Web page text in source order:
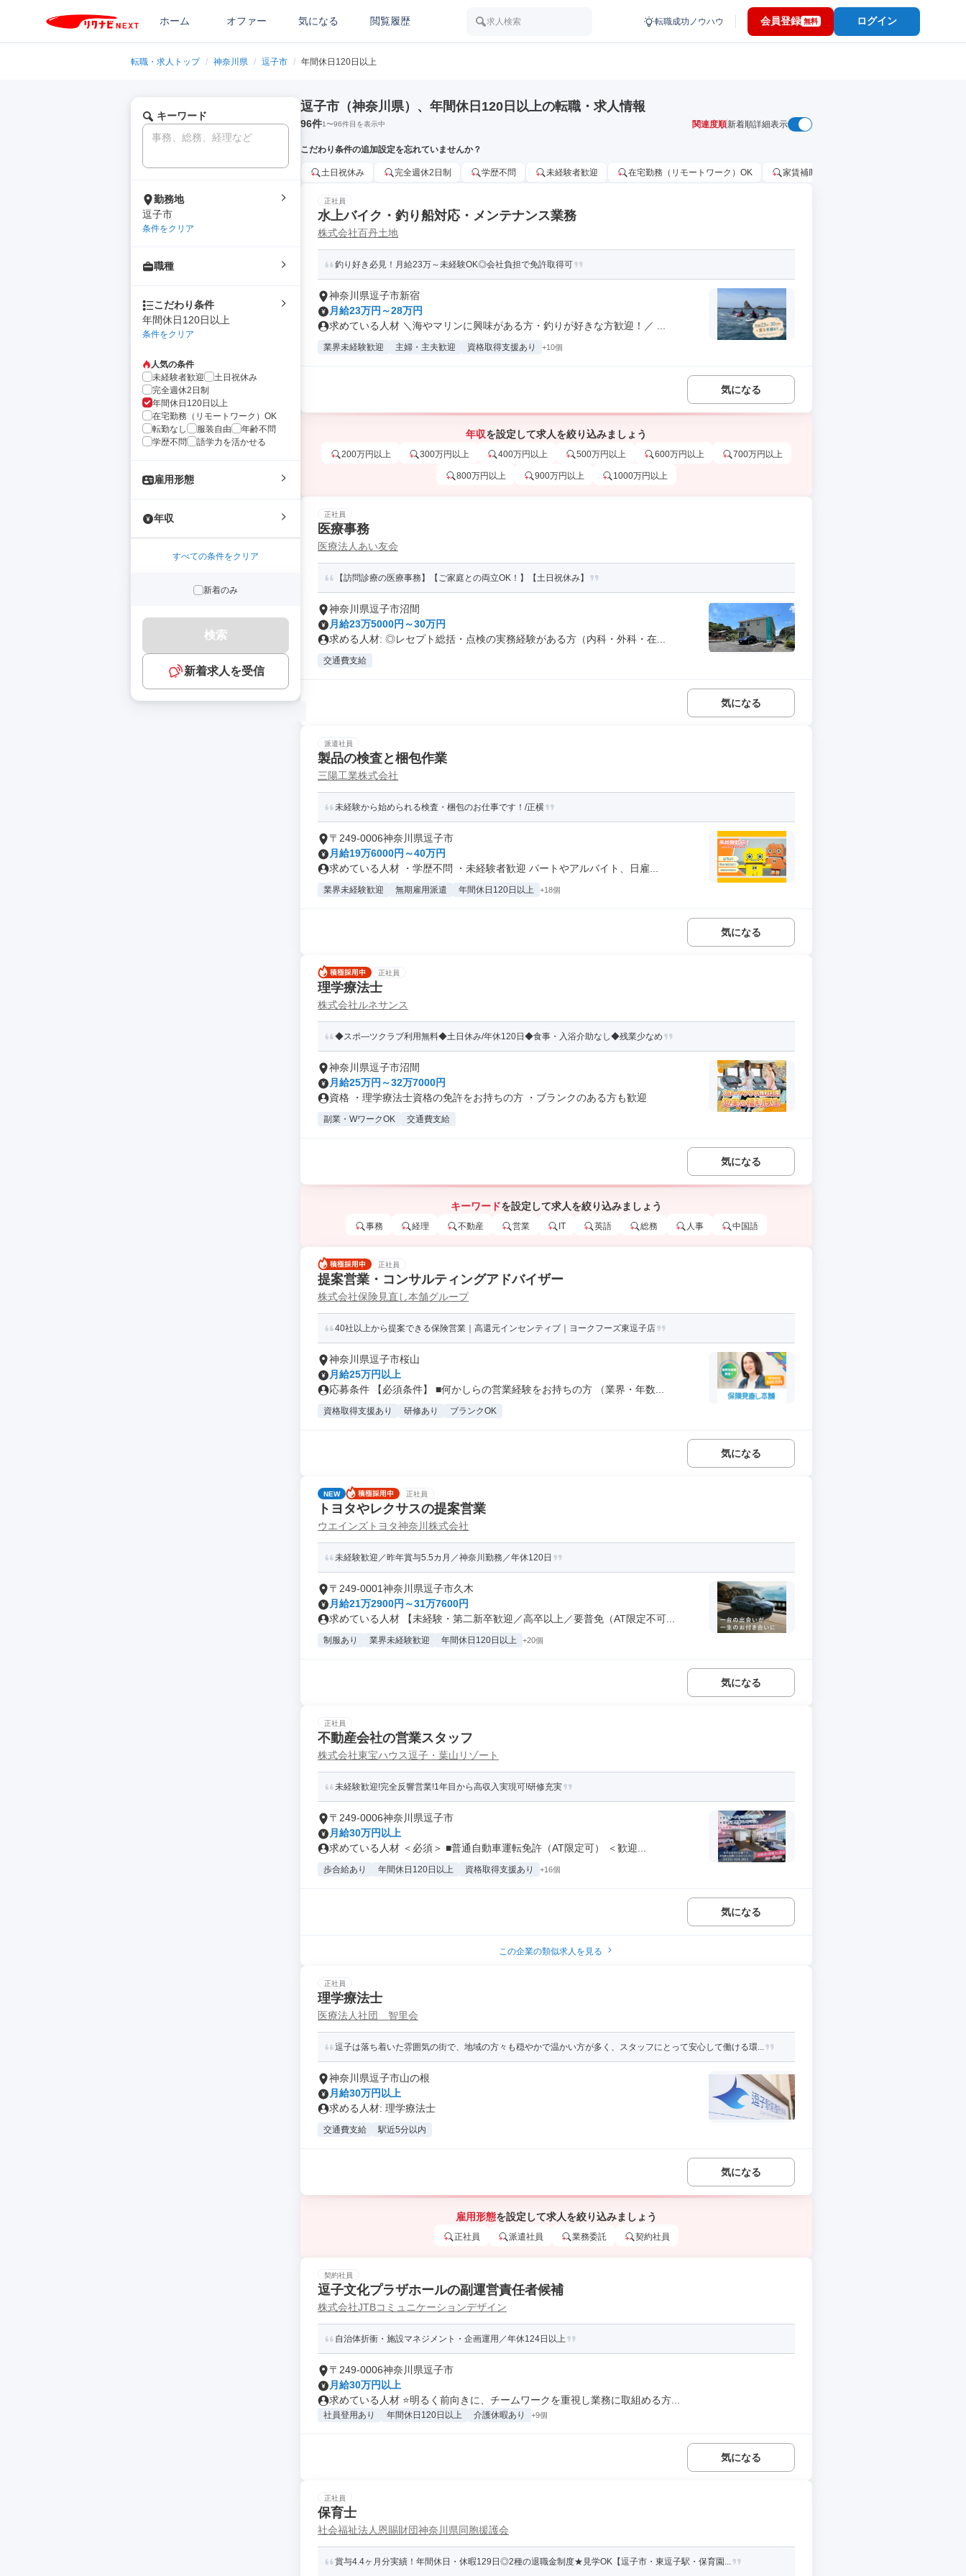
ホーム オファー 気になる 閲覧履歴 求人検索 転職成功ノウハウ 会員登録 無料 ログイン
転職・求人トップ / 神奈川県 / 逗子市 / 年間休日120日以上
キーワード
勤務地
逗子市
条件をクリア
職種
こだわり条件
年間休日120日以上
条件をクリア
人気の条件
未経験者歓迎
土日祝休み
完全週休2日制
年間休日120日以上
在宅勤務（リモートワーク）OK
転勤なし
服装自由
年齢不問
学歴不問
語学力を活かせる
雇用形態
年収
すべての条件をクリア
新着のみ
検索
新着求人を受信
逗子市（神奈川県）、年間休日120日以上の転職・求人情報
96件1〜96件目を表示中 関連度順新着順詳細表示
こだわり条件の追加設定を忘れていませんか？
土日祝休み 完全週休2日制 学歴不問 未経験者歓迎 在宅勤務（リモートワーク）OK 家賃補助・住宅手当あり
正社員
水上バイク・釣り船対応・メンテナンス業務
株式会社百丹土地
釣り好き必見！月給23万～未経験OK◎会社負担で免許取得可
神奈川県逗子市新宿
月給23万円～28万円
求めている人材 ＼海やマリンに興味がある方・釣りが好きな方歓迎！／ ...
業界未経験歓迎 主婦・主夫歓迎 資格取得支援あり +10個
気になる
年収を設定して求人を絞り込みましょう
200万円以上 300万円以上 400万円以上 500万円以上 600万円以上 700万円以上
800万円以上 900万円以上 1000万円以上
正社員
医療事務
医療法人あい友会
【訪問診療の医療事務】【ご家庭との両立OK！】【土日祝休み】
神奈川県逗子市沼間
月給23万5000円～30万円
求める人材: ◎レセプト総括・点検の実務経験がある方（内科・外科・在...
交通費支給
気になる
派遣社員
製品の検査と梱包作業
三陽工業株式会社
未経験から始められる検査・梱包のお仕事です！/正横
〒249-0006神奈川県逗子市
月給19万6000円～40万円
求めている人材 ・学歴不問 ・未経験者歓迎 パートやアルバイト、日雇...
業界未経験歓迎 無期雇用派遣 年間休日120日以上 +18個
気になる
正社員
理学療法士
株式会社ルネサンス
◆スポ―ツクラブ利用無料◆土日休み/年休120日◆食事・入浴介助なし◆残業少なめ
神奈川県逗子市沼間
月給25万円～32万7000円
資格 ・理学療法士資格の免許をお持ちの方 ・ブランクのある方も歓迎
副業・WワークOK 交通費支給
気になる
キーワードを設定して求人を絞り込みましょう
事務 経理 不動産 営業 IT 英語 総務 人事 中国語
正社員
提案営業・コンサルティングアドバイザー
株式会社保険見直し本舗グループ
40社以上から提案できる保険営業｜高還元インセンティブ｜ヨークフーズ東逗子店
神奈川県逗子市桜山
月給25万円以上
応募条件 【必須条件】 ■何かしらの営業経験をお持ちの方 （業界・年数...
資格取得支援あり 研修あり ブランクOK
気になる
NEW 正社員
トヨタやレクサスの提案営業
ウエインズトヨタ神奈川株式会社
未経験歓迎／昨年賞与5.5カ月／神奈川勤務／年休120日
〒249-0001神奈川県逗子市久木
月給21万2900円～31万7600円
求めている人材 【未経験・第二新卒歓迎／高卒以上／要普免（AT限定不可...
制服あり 業界未経験歓迎 年間休日120日以上 +20個
気になる
正社員
不動産会社の営業スタッフ
株式会社東宝ハウス逗子・葉山リゾート
未経験歓迎!完全反響営業!1年目から高収入実現可!研修充実
〒249-0006神奈川県逗子市
月給30万円以上
求めている人材 ＜必須＞ ■普通自動車運転免許（AT限定可） ＜歓迎...
歩合給あり 年間休日120日以上 資格取得支援あり +16個
気になる
この企業の類似求人を見る
正社員
理学療法士
医療法人社団 智里会
逗子は落ち着いた雰囲気の街で、地域の方々も穏やかで温かい方が多く、スタッフにとって安心して働ける環...
神奈川県逗子市山の根
月給30万円以上
求める人材: 理学療法士
交通費支給 駅近5分以内
気になる
雇用形態を設定して求人を絞り込みましょう
正社員 派遣社員 業務委託 契約社員
契約社員
逗子文化プラザホールの副運営責任者候補
株式会社JTBコミュニケーションデザイン
自治体折衝・施設マネジメント・企画運用／年休124日以上​
〒249-0006神奈川県逗子市
月給30万円以上
求めている人材 ⭐明るく前向きに、チームワークを重視し業務に取組める⽅...
社員登用あり 年間休日120日以上 介護休暇あり +9個
気になる
正社員
保育士
社会福祉法人恩賜財団神奈川県同胞援護会
賞与4.4ヶ月分実績！年間休日・休暇129日◎2種の退職金制度★見学OK【逗子市・東逗子駅・保育園...